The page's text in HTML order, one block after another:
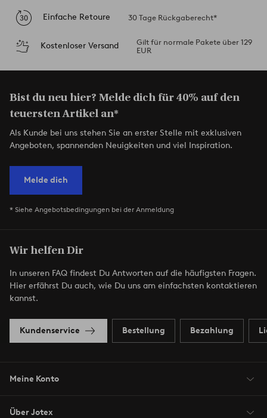
Einfache Retoure 30 Tage Rückgaberecht*
Kostenloser Versand
Gilt für normale Pakete über 129
EUR
Bist du neu hier? Melde dich für 40% auf den
teuersten Artikel an*
Als Kunde bei uns stehen Sie an erster Stelle mit exklusiven
Angeboten, spannenden Neuigkeiten und viel Inspiration.
Melde dich
* Siehe Angebotsbedingungen bei der Anmeldung
Wir helfen Dir
In unseren FAQ findest Du Antworten auf die häufigsten Fragen.
Hier erfährst Du auch, wie Du uns am einfachsten kontaktieren
kannst.
Kundenservice Bestellung Bezahlung
Meine Konto
Über Jotex